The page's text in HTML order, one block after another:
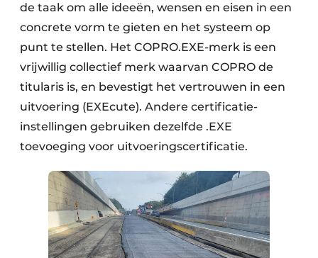
de taak om alle ideeën, wensen en eisen in een
concrete vorm te gieten en het systeem op
punt te stellen. Het COPRO.EXE-merk is een
vrijwillig collectief merk waarvan COPRO de
titularis is, en bevestigt het vertrouwen in een
uitvoering (EXEcute). Andere certificatie-
instellingen gebruiken dezelfde .EXE
toevoeging voor uitvoeringscertificatie.